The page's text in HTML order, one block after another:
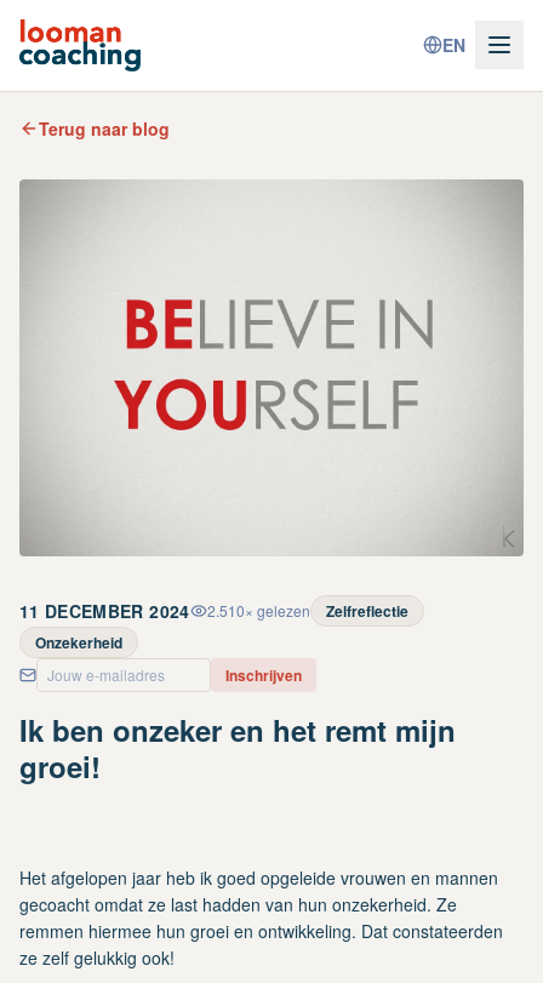
EN
Terug naar blog
11 DECEMBER 2024 2.510× gelezen
Zelfreflectie
Onzekerheid
Inschrijven
Ik ben onzeker en het remt mijn
groei!
Het afgelopen jaar heb ik goed opgeleide vrouwen en mannen
gecoacht omdat ze last hadden van hun onzekerheid. Ze
remmen hiermee hun groei en ontwikkeling. Dat constateerden
ze zelf gelukkig ook!